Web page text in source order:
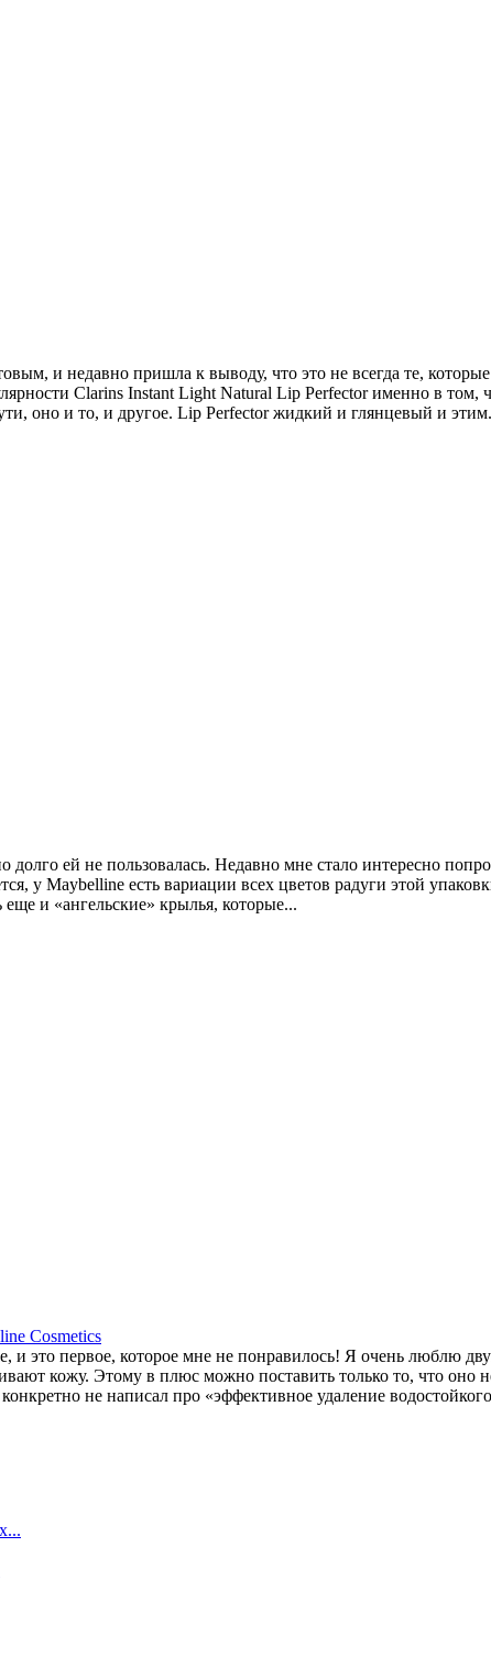
и недавно пришла к выводу, что это не всегда те,
Clarins Instant Light Natural Lip Perfector именно в том,
оно и то, и другое. Lip Perfector жидкий и глянцевый и
ей не пользовалась. Недавно мне стало интересно
у Maybelline есть вариации всех цветов радуги этой
и «ангельские» крылья, которые...
Cosmetics
и это первое, которое мне не понравилось! Я очень люблю
кожу. Этому в плюс можно поставить только то, что оно
не написал про «эффективное удаление